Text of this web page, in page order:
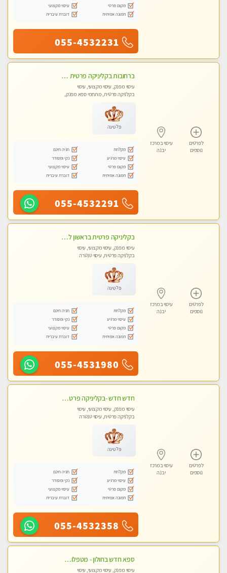
מקום פרטי
עיסוי מקצועי
תמונה אמיתית
דוברת עיברית
055-4532231
לפרטים
נוספים
עיסוי במרכז
יבנה
ברחובות בקליניקה פרטית כל סוגי העיסויים מעסה מקצועית ואיכותית פרטי!!
עיסוי מפנק, עיסוי מקצועי, עיסוי
בקלניקה פרטית, מתחמי ספא מפנק,
פלטינה
מקלחת
חניה חינם
עיסוי מרגיע
נקי ומסודר
מקום פרטי
עיסוי מקצועי
תמונה אמיתית
דוברת עיברית
055-4532291
לפרטים
נוספים
עיסוי במרכז
יבנה
בקליניקה פרטית בראשון לציון שירות vip לרציניים בלבד! מומלץ!!-ללא מין !!
עיסוי מפנק, עיסוי מקצועי, עיסוי
בקלניקה פרטית, עיסוי טנטרה
פלטינה
מקלחת
חניה חינם
עיסוי מרגיע
נקי ומסודר
מקום פרטי
עיסוי מקצועי
תמונה אמיתית
דוברת עיברית
055-4531980
לפרטים
נוספים
עיסוי במרכז
יבנה
חדש חדש -בקליניקה פרטית שירות vip לרציניים בלבד! מומלץ!!-ללא מין !!
עיסוי מפנק, עיסוי מקצועי, עיסוי
בקלניקה פרטית, עיסוי טנטרה
פלטינה
מקלחת
חניה חינם
עיסוי מרגיע
נקי ומסודר
מקום פרטי
עיסוי מקצועי
תמונה אמיתית
דוברת עיברית
055-4532358
ספא חדש בחולון - מטפלות מקצועיות ברמה גבוהה מומלץ מאוד !!! . . highly recommended..new in the city -אין פרטים נוספים במקום -ללא מין !!
עיסוי מפנק, עיסוי מקצועי, עיסוי